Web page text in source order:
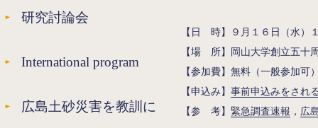
【 日 時】
９月１６日（水）
【場 所】
岡山大学創立五十
【参加費】 無料（一般参加可
【申込み】 事前申込みをされ
【参 考】 緊急調査速報 ， 広
研究討論会
International program
広島土砂災害を教訓に